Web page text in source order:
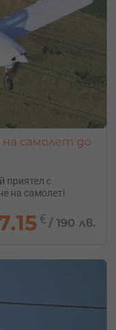
самолет до
приятел с
на самолет!
€ /190 лв.